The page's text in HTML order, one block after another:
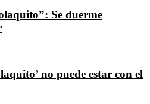
Se duerme
no puede estar con el